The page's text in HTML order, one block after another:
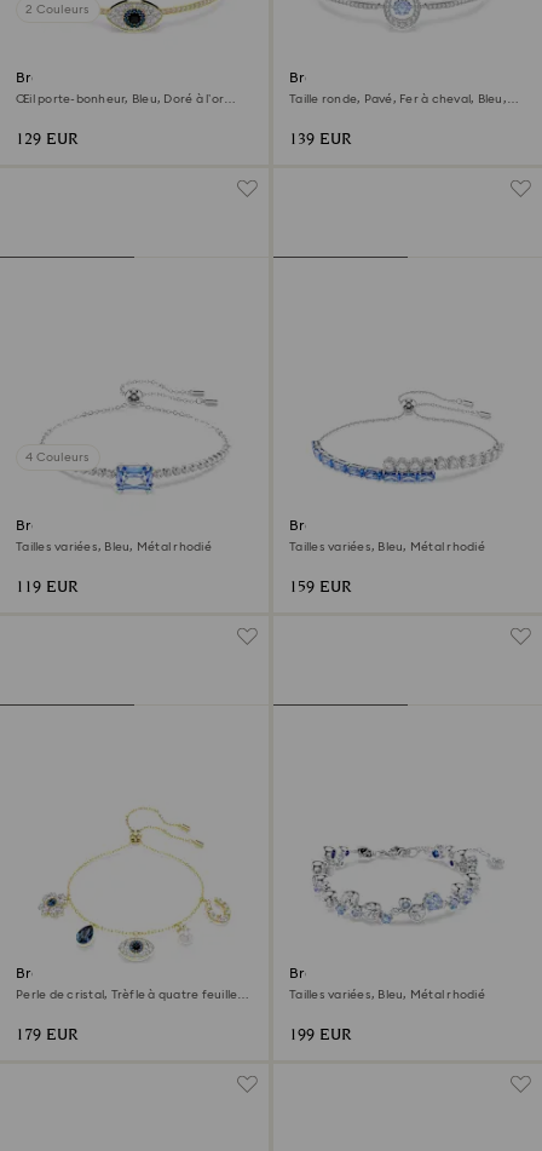
2 Couleurs
Bracelet-jonc Symbolica
Œil porte-bonheur, Bleu, Doré à l’or
129 EUR
Bracelet-jonc Symbolica
Taille ronde, Pavé, Fer à cheval, Bleu,
139 EUR
4 Couleurs
Bracelet Matrix
Tailles variées, Bleu, Métal rhodié
119 EUR
Bracelet Matrix
Tailles variées, Bleu, Métal rhodié
159 EUR
Bracelet Symbolica
Perle de cristal, Trèfle à quatre feuilles,
179 EUR
Bracelet Constella
Tailles variées, Bleu, Métal rhodié
199 EUR